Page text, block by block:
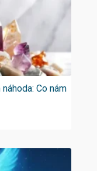
Co nám